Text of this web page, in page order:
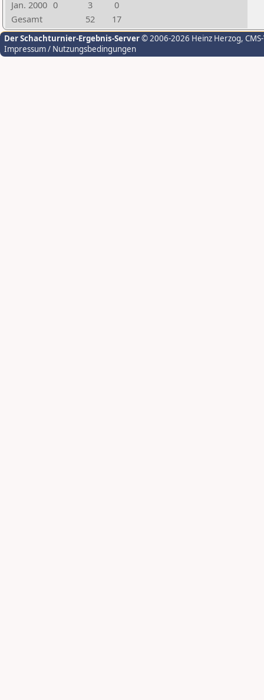
Jan. 2000 0 3
0
Gesamt
52 17
Der Schachturnier-Ergebnis-Server© 2006-2026 Heinz Herzog,
Impressum / Nutzungsbedingungen